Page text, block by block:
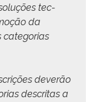
tec­
da
cat­e­go­rias
dev­erão
descritas a